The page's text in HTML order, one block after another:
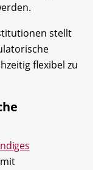
stellt
flexibel zu